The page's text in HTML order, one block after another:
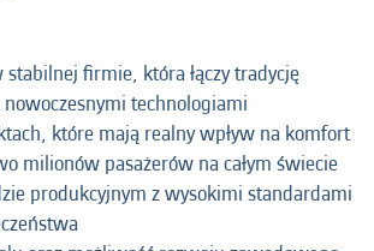
firmie, która łączy tradycję
nowoczesnymi technologiami
które mają realny wpływ na komfort
milionów pasażerów na całym świecie
produkcyjnym z wysokimi standardami